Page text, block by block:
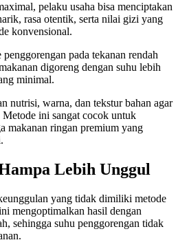
pelaku usaha bisa menciptakan
rasa otentik, serta nilai gizi yang
konvensional.
penggorengan pada tekanan rendah
digoreng dengan suhu lebih
minimal.
nutrisi, warna, dan tekstur bahan agar
ini sangat cocok untuk
makanan ringan premium yang
Lebih Unggul
yang tidak dimiliki metode
mengoptimalkan hasil dengan
sehingga suhu penggorengan tidak